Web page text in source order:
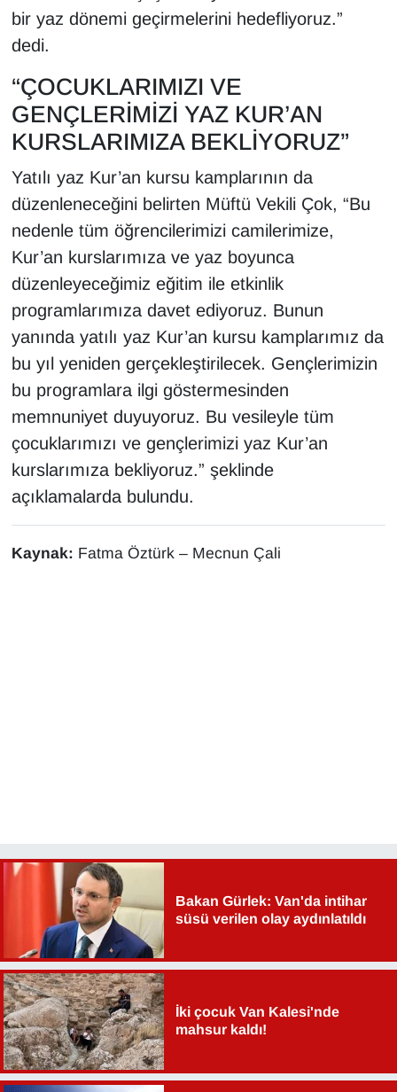
bir yaz dönemi geçirmelerini hedefliyoruz.”
dedi.
“ÇOCUKLARIMIZI VE
GENÇLERİMİZİ YAZ KUR’AN
KURSLARIMIZA BEKLİYORUZ”
Yatılı yaz Kur’an kursu kamplarının da
düzenleneceğini belirten Müftü Vekili Çok, “Bu
nedenle tüm öğrencilerimizi camilerimize,
Kur’an kurslarımıza ve yaz boyunca
düzenleyeceğimiz eğitim ile etkinlik
programlarımıza davet ediyoruz. Bunun
yanında yatılı yaz Kur’an kursu kamplarımız da
bu yıl yeniden gerçekleştirilecek. Gençlerimizin
bu programlara ilgi göstermesinden
memnuniyet duyuyoruz. Bu vesileyle tüm
çocuklarımızı ve gençlerimizi yaz Kur’an
kurslarımıza bekliyoruz.” şeklinde
açıklamalarda bulundu.
Kaynak: Fatma Öztürk – Mecnun Çali
Bakan Gürlek: Van'da intihar
süsü verilen olay aydınlatıldı
İki çocuk Van Kalesi'nde
mahsur kaldı!